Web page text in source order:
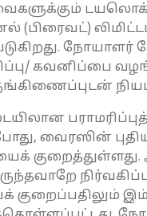
டயலொக்
(பிரைவட்)
நோயாளர்
கவனிப்பை
வைரஸின் புதிய